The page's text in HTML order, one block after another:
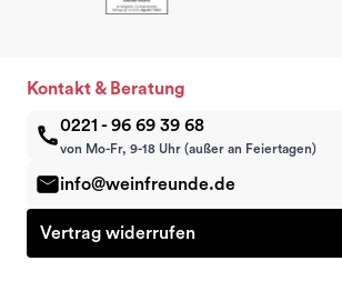
Kontakt & Beratung
0221 - 96 69 39 68
von Mo-Fr, 9-18 Uhr (außer an Feiertagen)
info@weinfreunde.de
Vertrag widerrufen